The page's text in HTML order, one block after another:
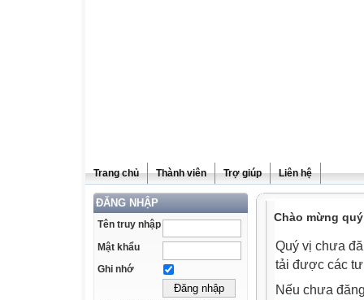
Trang chủ Thành viên Trợ giúp Liên hệ
ĐĂNG NHẬP
Tên truy nhập
Mật khẩu
Ghi nhớ
Chào mừng
Quý vị chưa
tải được các
Nếu chưa